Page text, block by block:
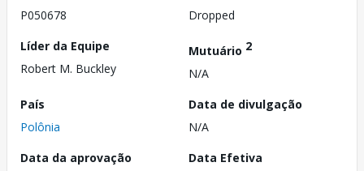
P050678
Dropped
Líder da Equipe
Robert M. Buckley
Mutuário 2
N/A
País
Polônia
Data de divulgação
N/A
Data da aprovação
Data Efetiva